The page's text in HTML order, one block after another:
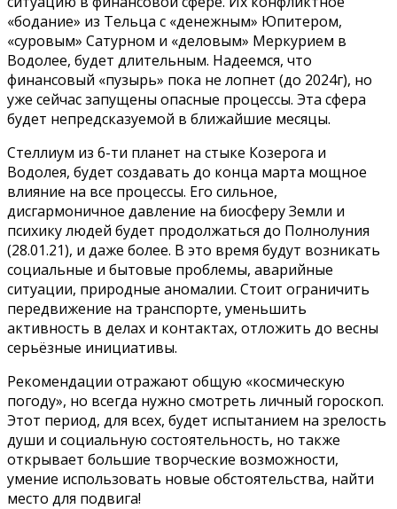
«бодание» из Тельца с «денежным» Юпитером,
«суровым» Сатурном и «деловым» Меркурием в
Водолее, будет длительным. Надеемся, что
финансовый «пузырь» пока не лопнет (до 2024г), но
уже сейчас запущены опасные процессы. Эта сфера
будет непредсказуемой в ближайшие месяцы.
Стеллиум из 6-ти планет на стыке Козерога и
Водолея, будет создавать до конца марта мощное
влияние на все процессы. Его сильное,
дисгармоничное давление на биосферу Земли и
психику людей будет продолжаться до Полнолуния
(28.01.21), и даже более. В это время будут возникать
социальные и бытовые проблемы, аварийные
ситуации, природные аномалии. Стоит ограничить
передвижение на транспорте, уменьшить
активность в делах и контактах, отложить до весны
серьёзные инициативы.
Рекомендации отражают общую «космическую
погоду», но всегда нужно смотреть личный гороскоп.
Этот период, для всех, будет испытанием на зрелость
души и социальную состоятельность, но также
открывает большие творческие возможности,
умение использовать новые обстоятельства, найти
место для подвига!